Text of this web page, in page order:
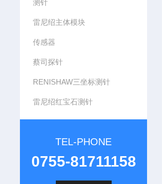
测针
雷尼绍主体模块
传感器
蔡司探针
RENISHAW三坐标测针
雷尼绍红宝石测针
TEL-PHONE
0755-81711158